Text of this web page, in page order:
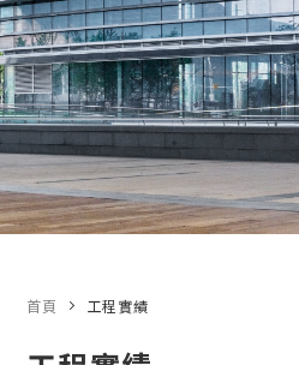
首頁 工程實績